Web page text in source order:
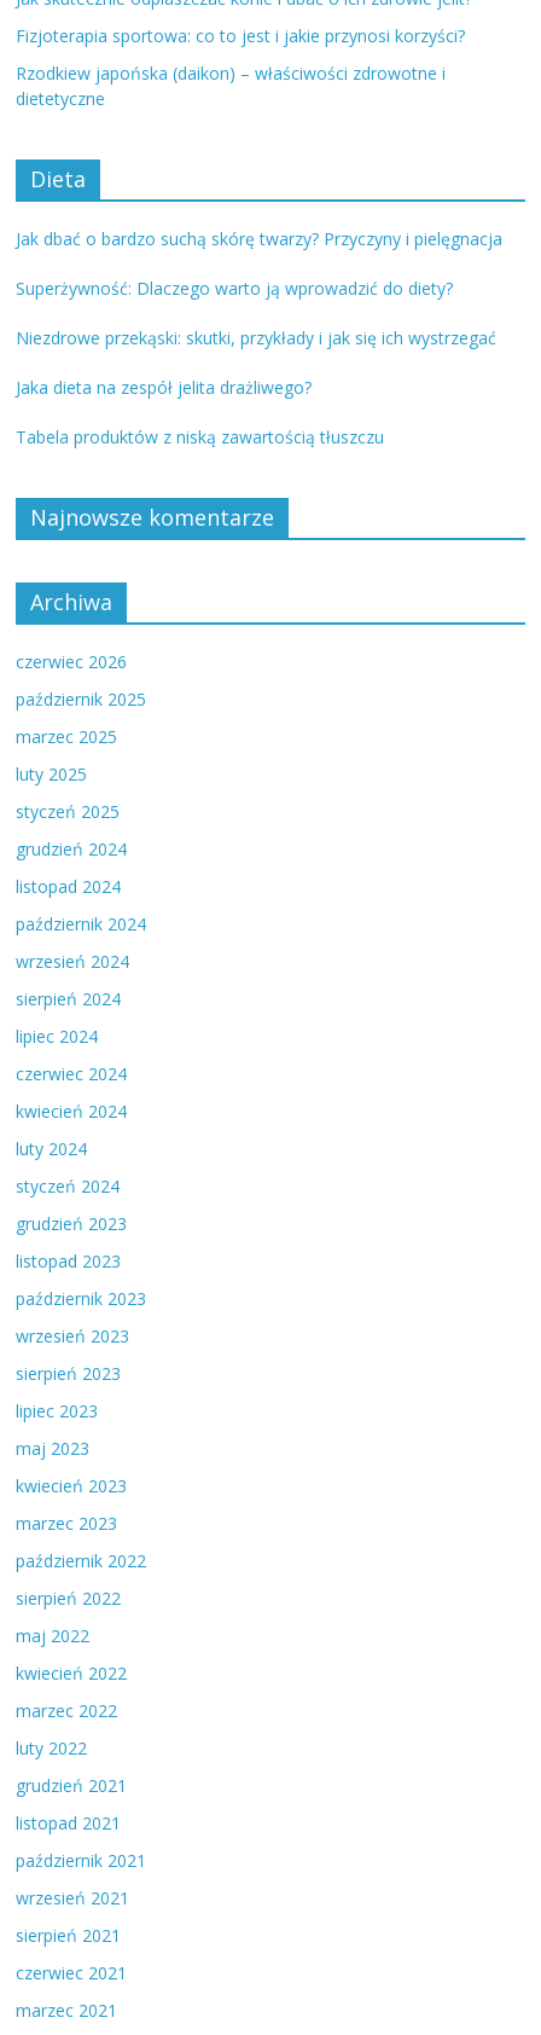
Fizjoterapia sportowa: co to jest i jakie przynosi korzyści?
Rzodkiew japońska (daikon) – właściwości zdrowotne i
dietetyczne
Dieta
Jak dbać o bardzo suchą skórę twarzy? Przyczyny i pielęgnacja
Superżywność: Dlaczego warto ją wprowadzić do diety?
Niezdrowe przekąski: skutki, przykłady i jak się ich wystrzegać
Jaka dieta na zespół jelita drażliwego?
Tabela produktów z niską zawartością tłuszczu
Najnowsze komentarze
Archiwa
czerwiec 2026
październik 2025
marzec 2025
luty 2025
styczeń 2025
grudzień 2024
listopad 2024
październik 2024
wrzesień 2024
sierpień 2024
lipiec 2024
czerwiec 2024
kwiecień 2024
luty 2024
styczeń 2024
grudzień 2023
listopad 2023
październik 2023
wrzesień 2023
sierpień 2023
lipiec 2023
maj 2023
kwiecień 2023
marzec 2023
październik 2022
sierpień 2022
maj 2022
kwiecień 2022
marzec 2022
luty 2022
grudzień 2021
listopad 2021
październik 2021
wrzesień 2021
sierpień 2021
czerwiec 2021
marzec 2021